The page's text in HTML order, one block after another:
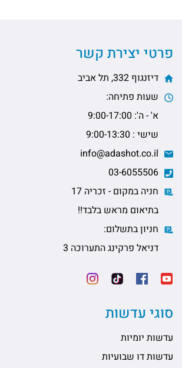
פרטי יצירת קשר
דיזנגוף 332, תל אביב
שעות פתיחה:
א' - ה': 9:00-17:00
שישי : 9:00-13:30
חניה במקום - זכריה 17
בתיאום מראש בלבד!!
חניון בתשלום:
דניאל פרקינג התערוכה 3
סוגי עדשות
עדשות יומיות
עדשות דו שבועיות